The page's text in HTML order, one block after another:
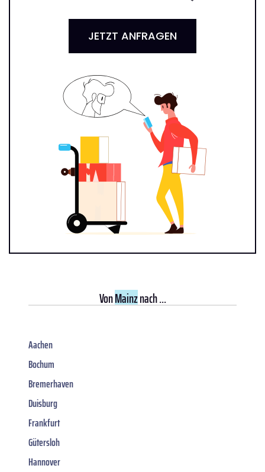
JETZT ANFRAGEN
VonMainznach ...
Aachen
Bochum
Bremerhaven
Duisburg
Frankfurt
Gütersloh
Hannover